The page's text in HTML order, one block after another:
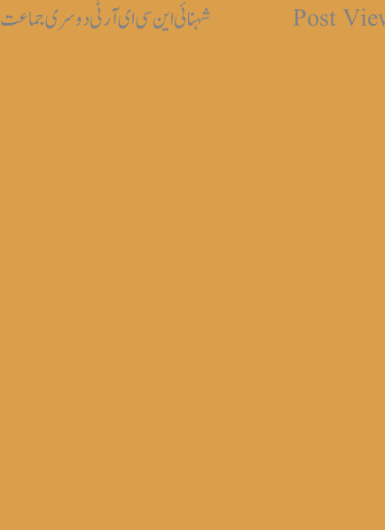
شہنائی این سی ای آر ٹی دوسری جماعت Post Views: 1,830